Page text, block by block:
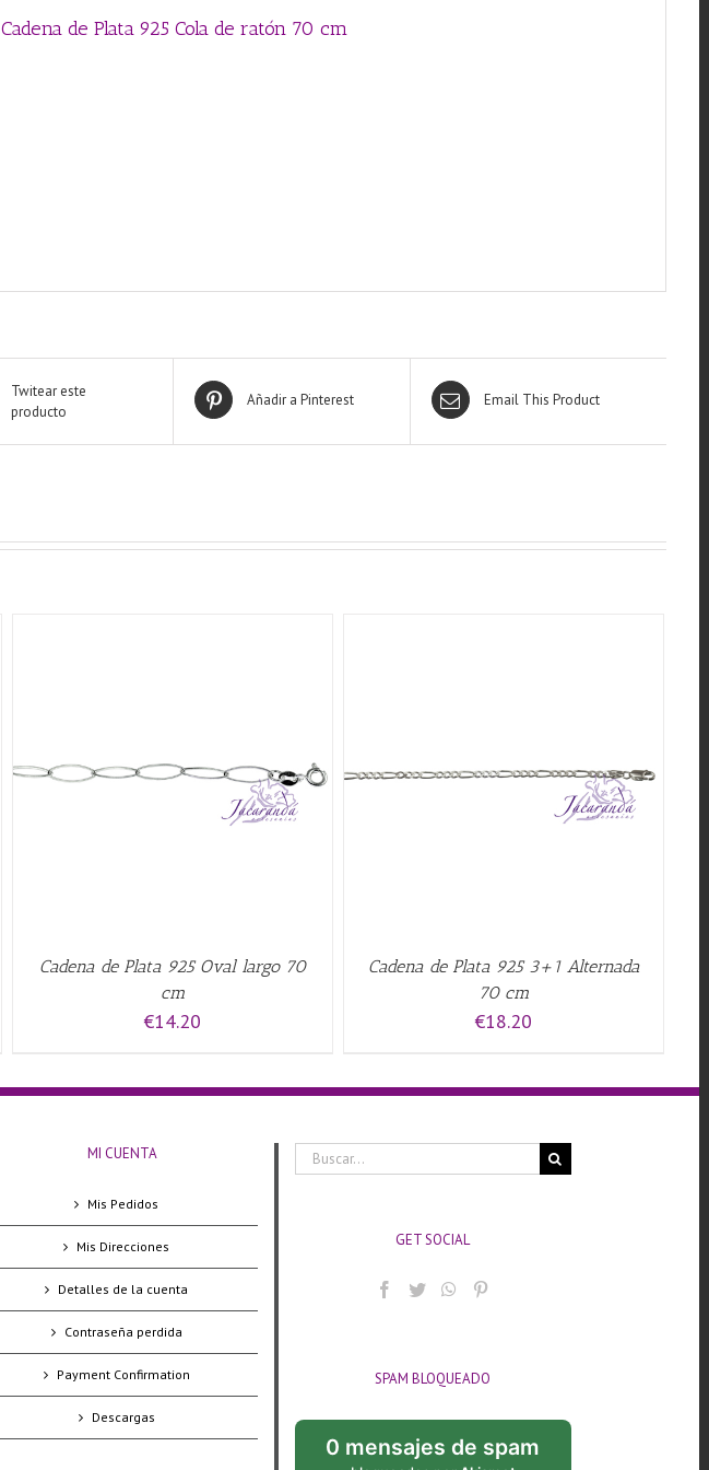
Cadena de Plata 925 Cola de ratón 70 cm
Twitear este
producto
Añadir a Pinterest Email This Product
Cadena de Plata 925 Oval largo 70
cm
€14.20
AÑADIR AL CARRITO / QUICK VIEW
Cadena de Plata 925 3+1 Alternada
70 cm
€18.20
MI CUENTA
Mis Pedidos
Mis Direcciones
Detalles de la cuenta
Contraseña perdida
Payment Confirmation
Descargas
Buscar:
GET SOCIAL
SPAM BLOQUEADO
0 mensajes de spam